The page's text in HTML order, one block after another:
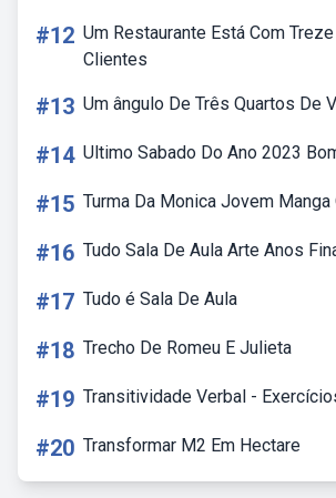
#12 Um Restaurante Está Com
Clientes
#13 Um ângulo De Três Quartos De
#14 Ultimo Sabado Do Ano 2023
#15 Turma Da Monica Jovem Manga
#16 Tudo Sala De Aula Arte Anos
#17 Tudo é Sala De Aula
#18 Trecho De Romeu E Julieta
#19 Transitividade Verbal -
#20 Transformar M2 Em Hectare